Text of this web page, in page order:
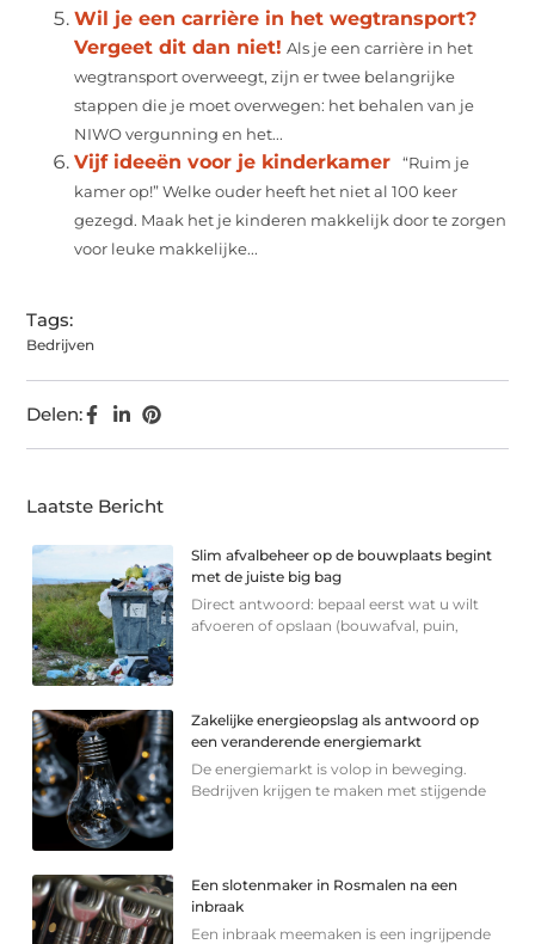
Wil je een carrière in het wegtransport?
Vergeet dit dan niet! Als je een carrière in het
wegtransport overweegt, zijn er twee belangrijke
stappen die je moet overwegen: het behalen van je
NIWO vergunning en het...
Vijf ideeën voor je kinderkamer
“Ruim je
kamer op!” Welke ouder heeft het niet al 100 keer
gezegd. Maak het je kinderen makkelijk door te zorgen
voor leuke makkelijke...
Tags:
Bedrijven
Delen:
Laatste Bericht
Slim afvalbeheer op de bouwplaats begint
met de juiste big bag
Direct antwoord: bepaal eerst wat u wilt
afvoeren of opslaan (bouwafval, puin,
Zakelijke energieopslag als antwoord op
een veranderende energiemarkt
De energiemarkt is volop in beweging.
Bedrijven krijgen te maken met stijgende
Een slotenmaker in Rosmalen na een
inbraak
Een inbraak meemaken is een ingrijpende